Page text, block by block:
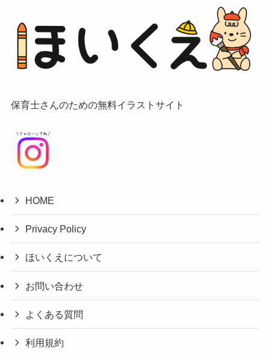
保育士さんのための無料イラストサイト
HOME
Privacy Policy
ほいくえについて
お問い合わせ
よくある質問
利用規約